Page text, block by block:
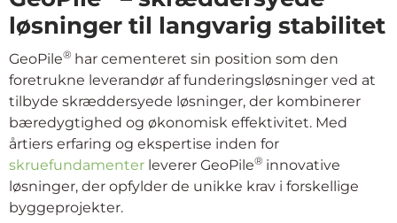
løsninger til langvarig stabilitet
GeoPile® har cementeret sin position som den
foretrukne leverandør af funderingsløsninger ved at
tilbyde skræddersyede løsninger, der kombinerer
bæredygtighed og økonomisk effektivitet. Med
årtiers erfaring og ekspertise inden for
skruefundamenter leverer GeoPile® innovative
løsninger, der opfylder de unikke krav i forskellige
byggeprojekter.